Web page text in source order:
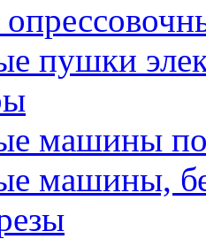
пушки
машины
машины,